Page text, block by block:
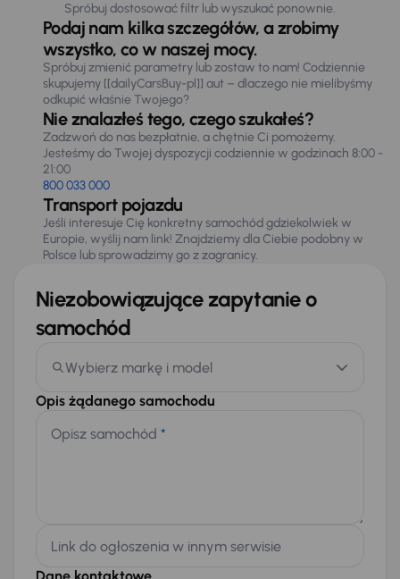
Spróbuj dostosować filtr lub wyszukać ponownie.
Podaj nam kilka szczegółów, a zrobimy
wszystko, co w naszej mocy.
Spróbuj zmienić parametry lub zostaw to nam! Codziennie
skupujemy [[dailyCarsBuy-pl]] aut – dlaczego nie mielibyśmy
odkupić właśnie Twojego?
Nie znalazłeś tego, czego szukałeś?
Zadzwoń do nas bezpłatnie, a chętnie Ci pomożemy.
Jesteśmy do Twojej dyspozycji codziennie w godzinach 8:00 -
21:00
800 033 000
Transport pojazdu
Jeśli interesuje Cię konkretny samochód gdziekolwiek w
Europie, wyślij nam link! Znajdziemy dla Ciebie podobny w
Polsce lub sprowadzimy go z zagranicy.
Niezobowiązujące zapytanie o
samochód
Wybierz markę i model
Opis żądanego samochodu
Opisz samochód *
Link do ogłoszenia w innym serwisie